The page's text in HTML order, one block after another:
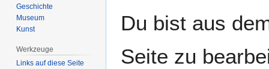
Navigation
Suche
Du bist aus
Seite zu
Geschichte
Museum
Kunst
Werkzeuge
Links auf diese Seite